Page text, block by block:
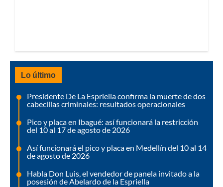
Lo último
Presidente De La Espriella confirma la muerte de dos
cabecillas criminales: resultados operacionales
Pico y placa en Ibagué: así funcionará la restricción
del 10 al 17 de agosto de 2026
Así funcionará el pico y placa en Medellín del 10 al 14
de agosto de 2026
Habla Don Luis, el vendedor de panela invitado a la
posesión de Abelardo de la Espriella